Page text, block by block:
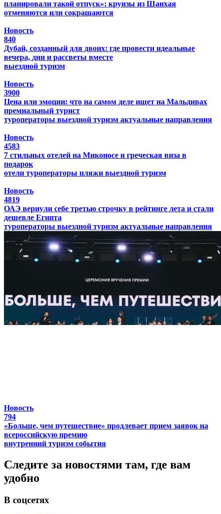
планировали такой отпуск»: круизы из Шанхая
отменяются или сокращаются
Новость
840
Дубай, созданный для двоих: где провести идеальные
вечера, дни и рассветы вместе
выездной туризм
Новость
3900
Цена или эмоции: что на самом деле ищет на Мальдивах
премиальный турист
туроператоры выездной туризм актуальные направления
Новость
4583
7 стильных отелей на Миконосе и греческая виза в
подарок
отели туроператоры пляжи выездной туризм
Новость
4819
ОАЭ вернули себе третью строчку в рейтинге лета и стали
дешевле Египта
туроператоры выездной туризм актуальные направления
Новость
794
«Больше, чем путешествие» продлевает прием заявок на
всероссийскую премию
внутренний туризм события
Следите за новостями там, где вам
удобно
В соцсетях